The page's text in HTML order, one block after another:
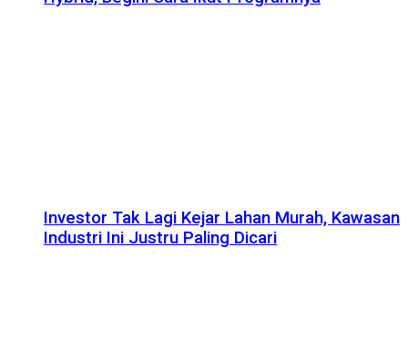
Investor Tak Lagi Kejar Lahan Murah, Kawasan
Industri Ini Justru Paling Dicari